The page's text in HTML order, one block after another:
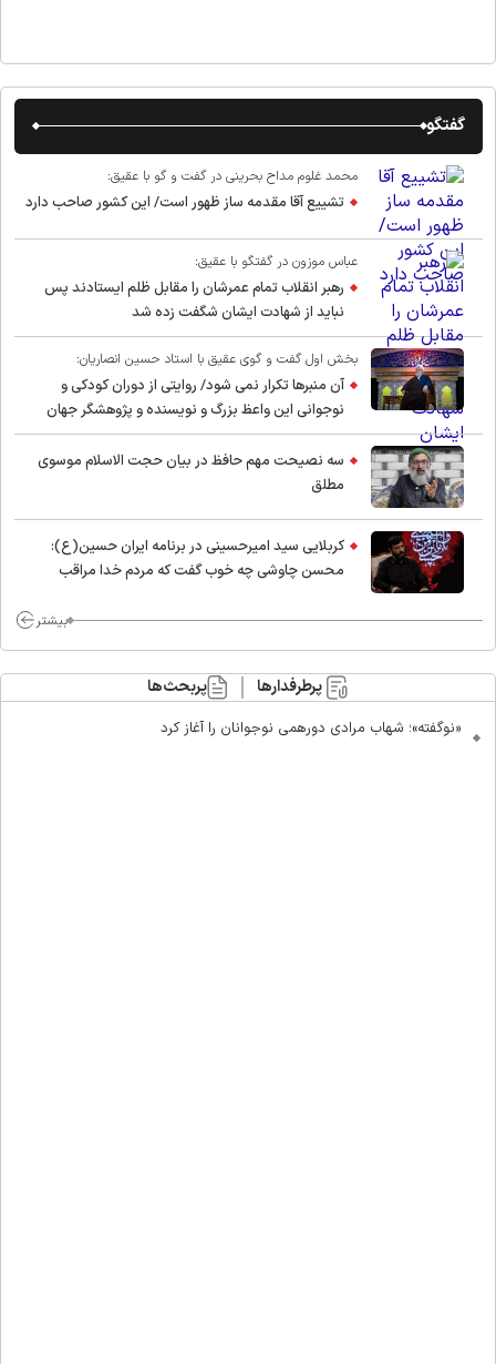
گفتگو
محمد غلوم مداح بحرینی در گفت و گو با عقیق:
تشییع آقا مقدمه ساز ظهور است/ این کشور صاحب دارد
عباس موزون در گفتگو با عقیق:
رهبر انقلاب تمام عمرشان را مقابل ظلم ایستادند پس
نباید از شهادت ایشان شگفت زده شد
بخش اول گفت و گوی عقیق با استاد حسین انصاریان:
آن منبرها تکرار نمی شود/ روایتی از دوران کودکی و
نوجوانی این واعظ بزرگ و نویسنده و پژوهشگر جهان
اسلام
سه نصیحت مهم حافظ در بیان حجت الاسلام موسوی
مطلق
کربلایی سید امیر‌حسینی در برنامه ایران حسین(ع):
محسن چاوشی چه خوب گفت که مردم خدا مراقب
بیشتر
پرطرفدارها پربحث‌ها
«نوگفته»؛ شهاب مرادی دورهمی نوجوانان را آغاز کرد